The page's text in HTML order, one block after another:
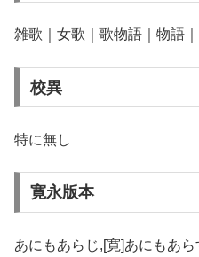
雑歌｜女歌｜歌物語｜物語
校異
特に無し
寛永版本
あにもあらじ,[寛]あにもあら